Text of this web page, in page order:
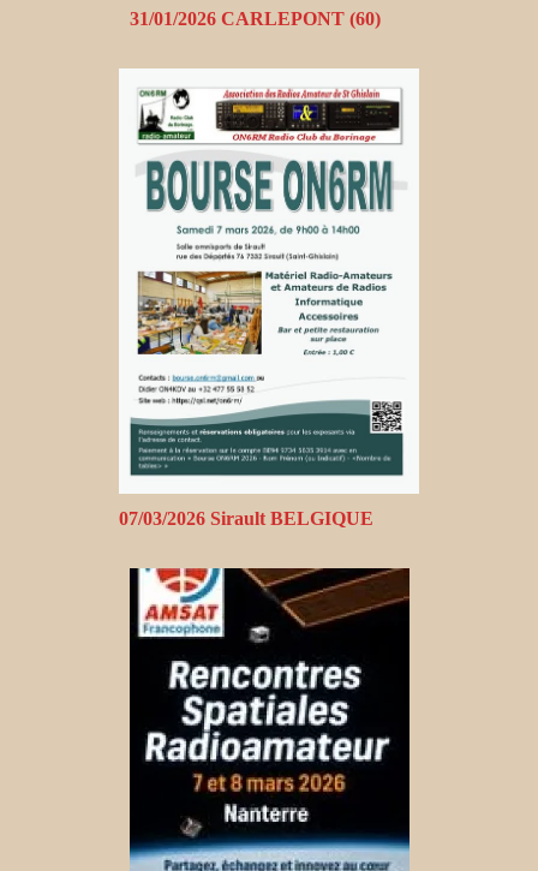
31/01/2026 CARLEPONT (60)
07/03/2026 Sirault BELGIQUE